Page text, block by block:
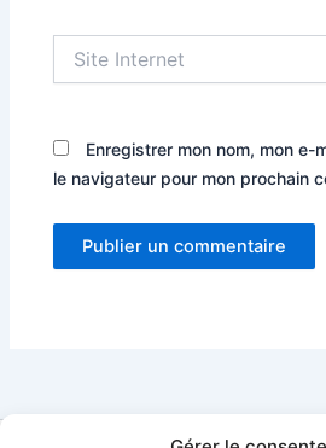
Internet
Enregistrer mon nom, mon e-
le navigateur pour mon prochain